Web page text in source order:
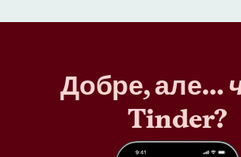
Добре, але…
Tinder?